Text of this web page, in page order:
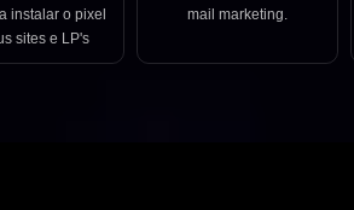
instalar o pixel
sites e LP's
mail marketing.